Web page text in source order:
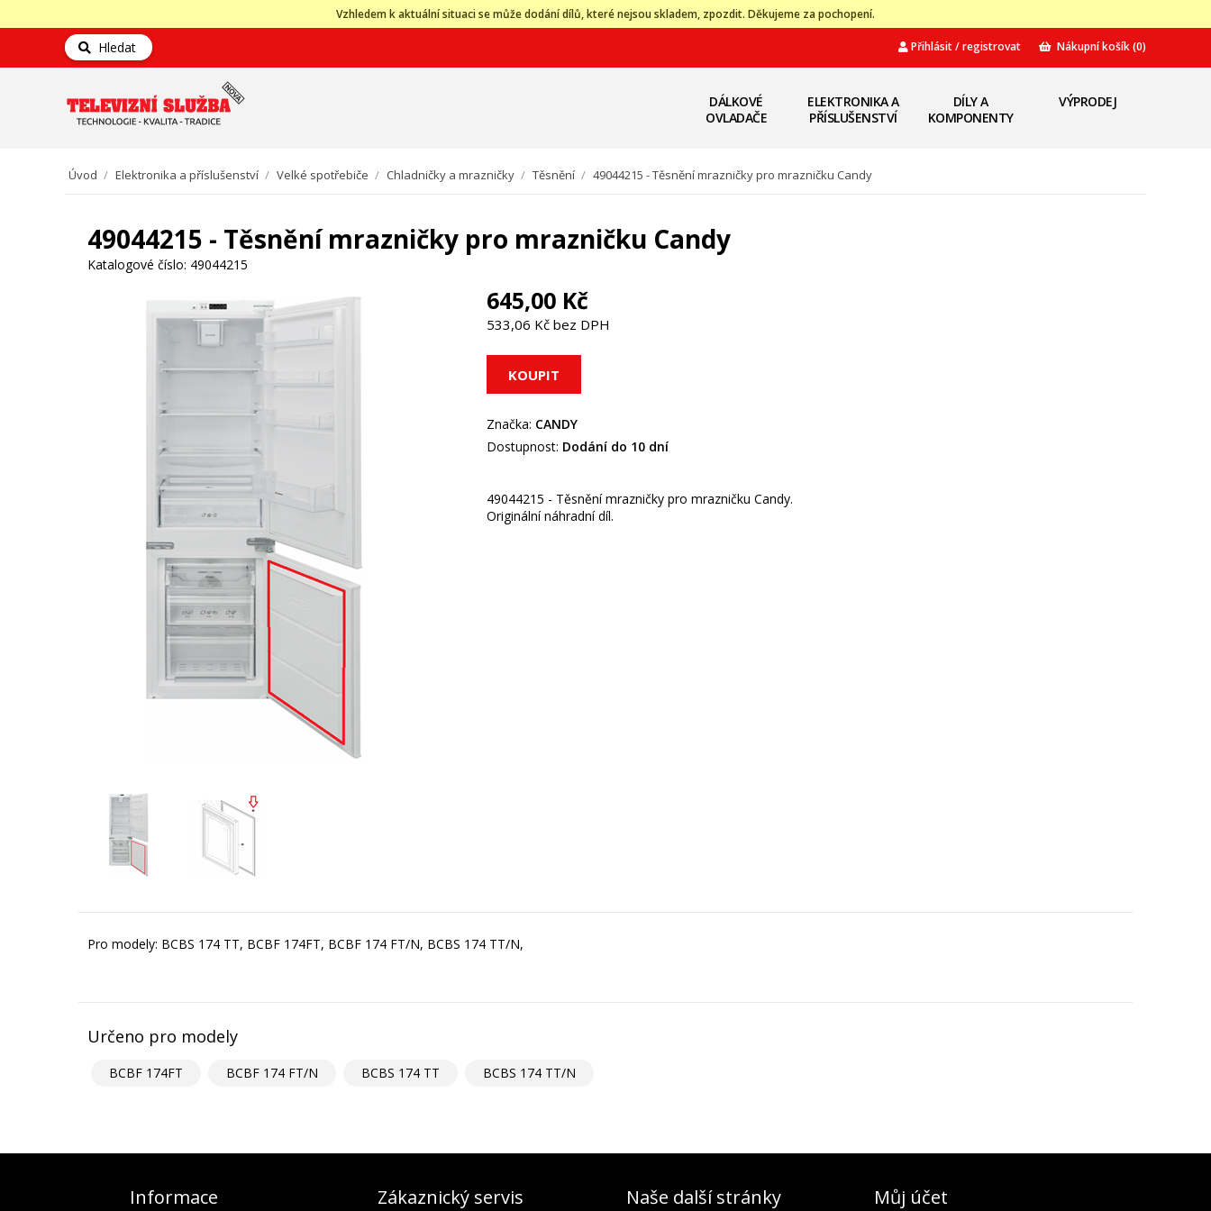
Vzhledem k aktuální situaci se může dodání dílů, které nejsou skladem, zpozdit. Děkujeme za pochopení.
Hledat Přihlásit / registrovat Nákupní košík(0)
DÁLKOVÉ
OVLADAČE
ELEKTRONIKA A
PŘÍSLUŠENSTVÍ
DÍLY A
KOMPONENTY
VÝPRODEJ
Úvod / Elektronika a příslušenství / Velké spotřebiče / Chladničky a mrazničky / Těsnění / 49044215 - Těsnění mrazničky pro mrazničku Candy
49044215 - Těsnění mrazničky pro mrazničku Candy
Katalogové číslo: 49044215
645,00 Kč
533,06 Kč bez DPH
Značka: CANDY
Dostupnost: Dodání do 10 dní
49044215 - Těsnění mrazničky pro mrazničku Candy.
Originální náhradní díl.
Pro modely: BCBS 174 TT, BCBF 174FT, BCBF 174 FT/N, BCBS 174 TT/N,
Určeno pro modely
BCBF 174FT BCBF 174 FT/N BCBS 174 TT BCBS 174 TT/N
Informace Zákaznický servis Naše další stránky Můj účet